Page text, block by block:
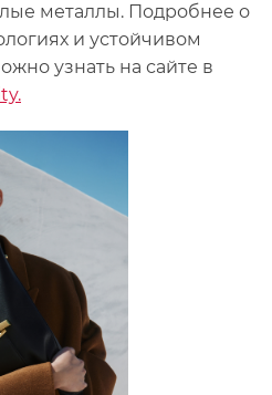
металлы. Подробнее о
и устойчивом
узнать на сайте в